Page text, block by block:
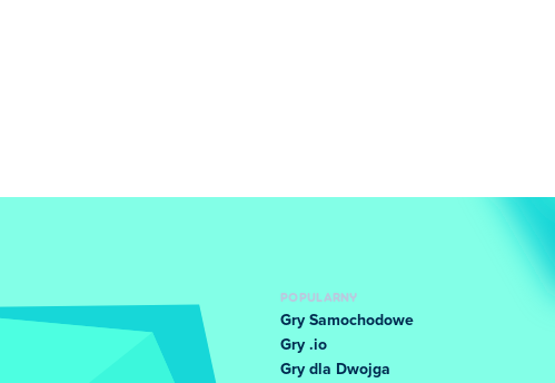
POPULARNY
Gry Samochodowe
Gry .io
Gry dla Dwojga